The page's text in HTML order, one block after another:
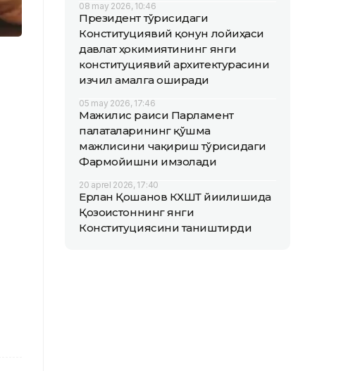
08 may 2026, 10:46
Президент тўғрисидаги
Конституциявий қонун лойиҳаси
давлат ҳокимиятининг янги
конституциявий архитектурасини
изчил амалга оширади
05 may 2026, 17:46
Мажилис раиси Парламент
палаталарининг қўшма
мажлисини чақириш тўғрисидаги
Фармойишни имзолади
20 aprel 2026, 17:40
Ерлан Қошанов КХШТ йиғилишида
Қозоғистоннинг янги
Конституциясини таништирди